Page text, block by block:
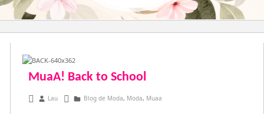
MuaA! Back to School
febrero 15, 2016
Lau Blog de Moda, Moda, Muaa